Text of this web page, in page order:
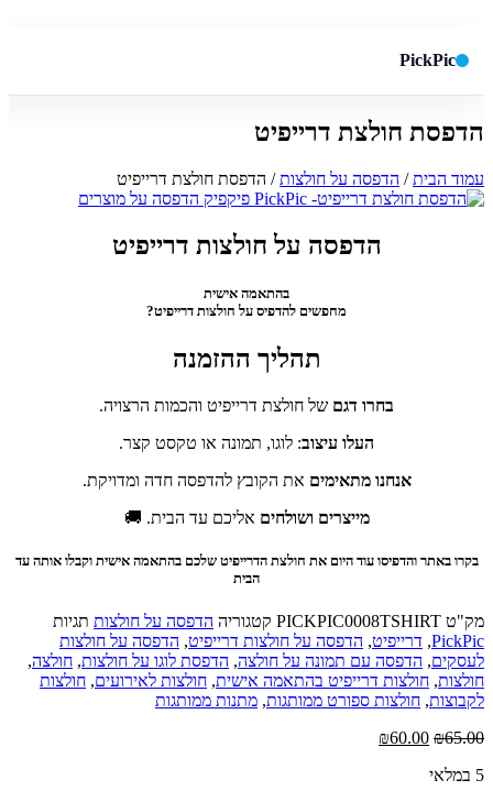
PickPic
הדפסת חולצת דרייפיט
עמוד הבית/ הדפסה על חולצות/ הדפסת חולצת דרייפיט
הדפסה על חולצות דרייפיט
בהתאמה אישית
מחפשים להדפיס על חולצות דרייפיט?
תהליך ההזמנה
בחרו דגם של חולצת דרייפיט והכמות הרצויה.
העלו עיצוב: לוגו, תמונה או טקסט קצר.
אנחנו מתאימים את הקובץ להדפסה חדה ומדויקת.
מייצרים ושולחים אליכם עד הבית. 🚚
בקרו באתר והדפיסו עוד היום את חולצת הדרייפיט שלכם בהתאמה אישית וקבלו אותה עד
הבית
מק"ט PICKPIC0008TSHIRT קטגוריה הדפסה על חולצות תגיות
PickPic
, דרייפיט, הדפסה על חולצות דרייפיט, הדפסה על חולצות
לעסקים, הדפסה עם תמונה על חולצה, הדפסת לוגו על חולצות, חולצה,
חולצות, חולצות דרייפיט בהתאמה אישית, חולצות לאירועים, חולצות
לקבוצות, חולצות ספורט ממותגות, מתנות ממותגות
₪65.00
המחיר
היה:
₪60.00
5 במלאי